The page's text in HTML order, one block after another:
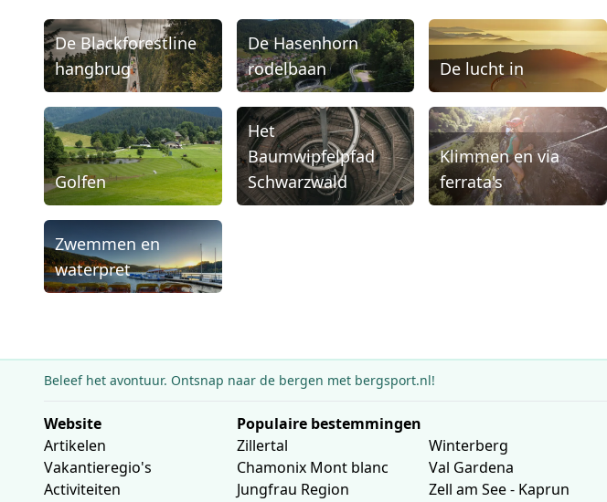
De Blackforestline
hangbrug
De Hasenhorn
rodelbaan
De lucht in
Golfen
Het
Baumwipfelpfad
Schwarzwald
Klimmen en via
ferrata's
Zwemmen en
waterpret
Beleef het avontuur. Ontsnap naar de bergen met bergsport.nl!
Website
Artikelen
Vakantieregio's
Activiteiten
Populaire bestemmingen
Zillertal
Chamonix Mont blanc
Jungfrau Region
Winterberg
Val Gardena
Zell am See - Kaprun